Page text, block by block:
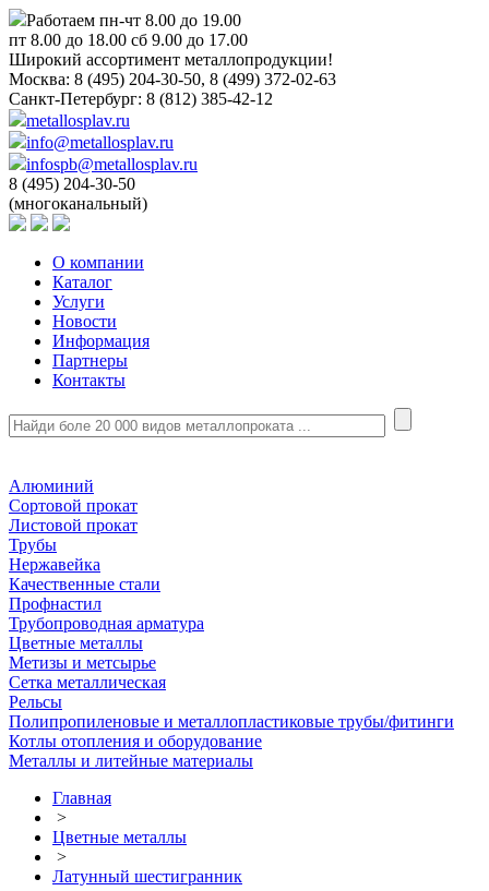
Работаем пн-чт 8.00 до 19.00
пт 8.00 до 18.00 сб 9.00 до 17.00
Широкий ассортимент металлопродукции!
Москва: 8 (495) 204-30-50, 8 (499) 372-02-63
Санкт-Петербург: 8 (812) 385-42-12
metallosplav.ru
info@metallosplav.ru
infospb@metallosplav.ru
8 (495) 204-30-50
(многоканальный)
О компании
Каталог
Услуги
Новости
Информация
Партнеры
Контакты
Алюминий
Сортовой прокат
Листовой прокат
Трубы
Нержавейка
Качественные стали
Профнастил
Трубопроводная арматура
Цветные металлы
Метизы и метсырье
Сетка металлическая
Рельсы
Полипропиленовые и металлопластиковые трубы/фитинги
Котлы отопления и оборудование
Металлы и литейные материалы
Главная
>
Цветные металлы
>
Латунный шестигранник